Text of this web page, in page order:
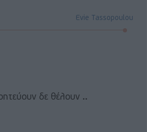
Evie Tassopoulou
δε θέλουν ..